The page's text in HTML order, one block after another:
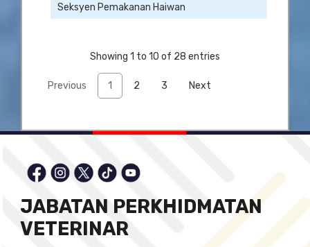
Seksyen Pemakanan Haiwan
Showing 1 to 10 of 28 entries
Previous 1 2 3 Next
JABATAN PERKHIDMATAN
VETERINAR